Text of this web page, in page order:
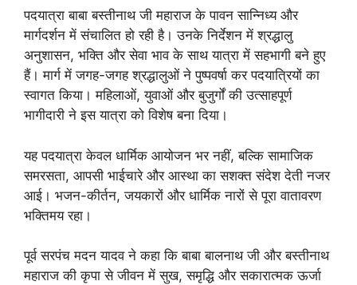
पदयात्रा बाबा बस्तीनाथ जी महाराज के पावन सान्निध्य और
मार्गदर्शन में संचालित हो रही है। उनके निर्देशन में श्रद्धालु
अनुशासन, भक्ति और सेवा भाव के साथ यात्रा में सहभागी बने हुए
हैं। मार्ग में जगह-जगह श्रद्धालुओं ने पुष्पवर्षा कर पदयात्रियों का
स्वागत किया। महिलाओं, युवाओं और बुजुर्गों की उत्साहपूर्ण
भागीदारी ने इस यात्रा को विशेष बना दिया।
यह पदयात्रा केवल धार्मिक आयोजन भर नहीं, बल्कि सामाजिक
समरसता, आपसी भाईचारे और आस्था का सशक्त संदेश देती नजर
आई। भजन-कीर्तन, जयकारों और धार्मिक नारों से पूरा वातावरण
भक्तिमय रहा।
पूर्व सरपंच मदन यादव ने कहा कि बाबा बालनाथ जी और बस्तीनाथ
महाराज की कृपा से जीवन में सुख, समृद्धि और सकारात्मक ऊर्जा